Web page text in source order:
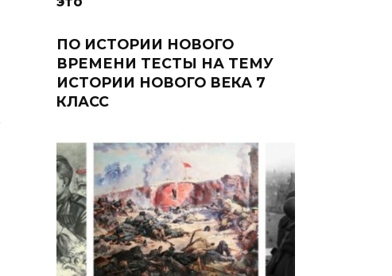
ПО ИСТОРИИ НОВОГО
ВРЕМЕНИ ТЕСТЫ НА ТЕМУ
ИСТОРИИ НОВОГО ВЕКА 7
КЛАСС